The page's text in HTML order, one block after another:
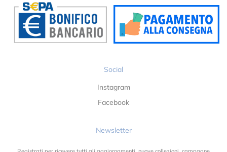
Social
Instagram
Facebook
Newsletter